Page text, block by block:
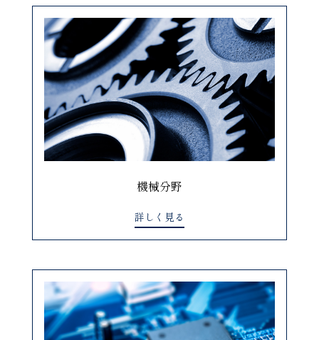
機械分野
詳しく見る